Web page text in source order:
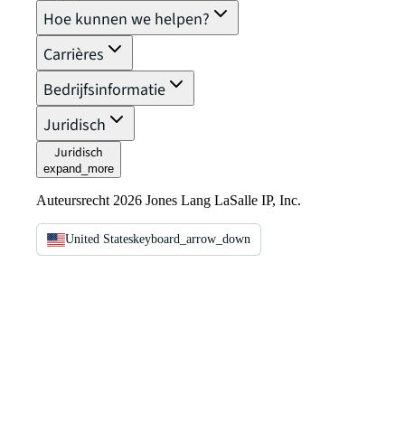
Hoe kunnen we helpen?
Carrières
Bedrijfsinformatie
Juridisch
Juridisch
expand_more
Auteursrecht 2026 Jones Lang LaSalle IP, Inc.
United Stateskeyboard_arrow_down